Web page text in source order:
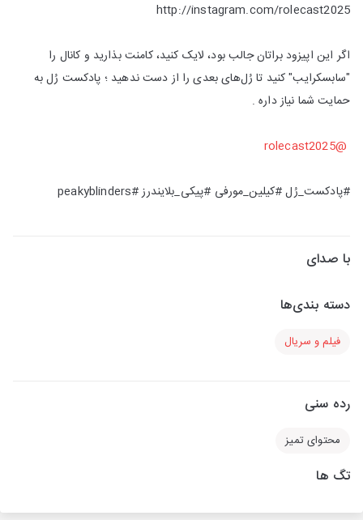
http://instagram.com/rolecast2025
​اگر این اپیزود براتان جالب بود، لایک کنید، کامنت بذارید و کانال را
"سابسکرایب" کنید تا رُل‌های بعدی را از دست ندهید ؛ پادکست رُل به
حمایت شما نیاز داره .
@rolecast2025
#پادکست_رُل #کیلین_مورفی #پیکی_بلایندرز #peakyblinders
با صدای
دسته بندی‌ها
فیلم و سریال
رده سنی
محتوای تمیز
تگ ها